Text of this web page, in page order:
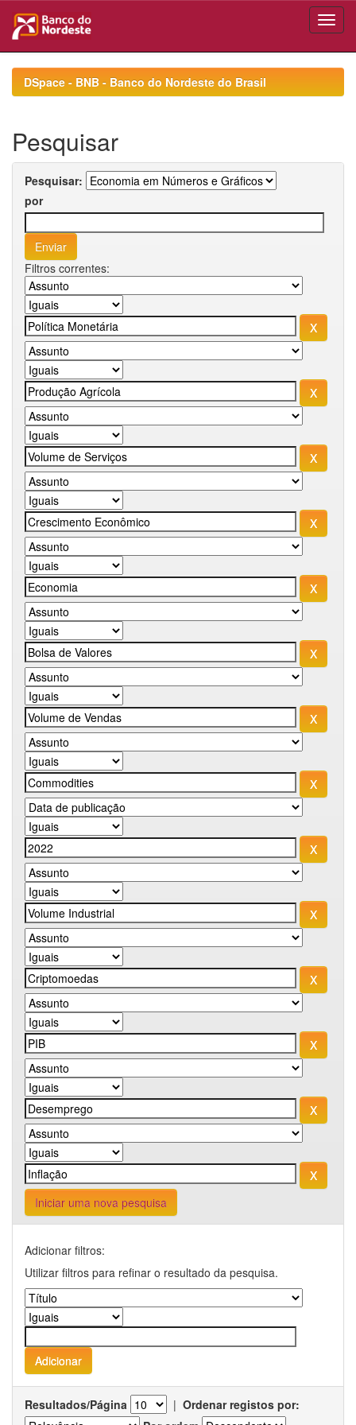
navigationDSpace - BNB - Banco do Nordeste do Brasil
Pesquisar
Pesquisar:
por
Filtros correntes:
Iniciar uma nova pesquisa
Adicionar filtros:
Utilizar filtros para refinar o resultado da pesquisa.
Resultados/Página | Ordenar registos por: